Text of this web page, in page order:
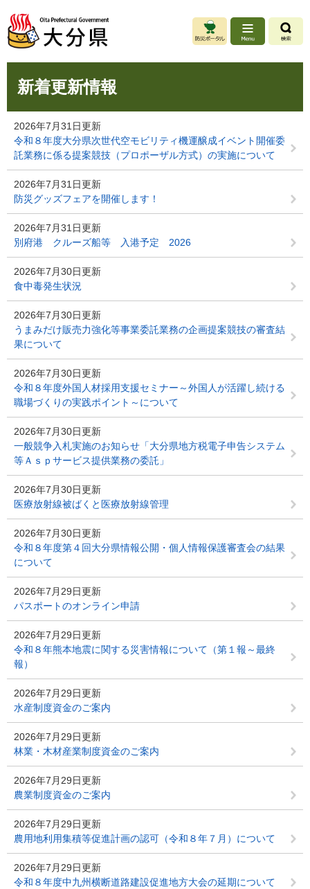
ジ
先
ュ
を
新着更新情報
2026年7月31日更新
令和８年度大分県次世代空モビリティ機運醸成イベント開催委
託業務に係る提案競技（プロポーザル方式）の実施について
2026年7月31日更新
防災グッズフェアを開催します！
2026年7月31日更新
別府港 クルーズ船等 入港予定 2026
2026年7月30日更新
食中毒発生状況
2026年7月30日更新
うまみだけ販売力強化等事業委託業務の企画提案競技の審査結
果について
2026年7月30日更新
令和８年度外国人材採用支援セミナー～外国人が活躍し続ける
職場づくりの実践ポイント～について
2026年7月30日更新
一般競争入札実施のお知らせ「大分県地方税電子申告システム
等Ａｓｐサービス提供業務の委託」
2026年7月30日更新
医療放射線被ばくと医療放射線管理
2026年7月30日更新
令和８年度第４回大分県情報公開・個人情報保護審査会の結果
について
2026年7月29日更新
パスポートのオンライン申請
2026年7月29日更新
令和８年熊本地震に関する災害情報について（第１報～最終
報）
2026年7月29日更新
水産制度資金のご案内
2026年7月29日更新
林業・木材産業制度資金のご案内
2026年7月29日更新
農業制度資金のご案内
2026年7月29日更新
農用地利用集積等促進計画の認可（令和８年７月）について
2026年7月29日更新
令和８年度中九州横断道路建設促進地方大会の延期について